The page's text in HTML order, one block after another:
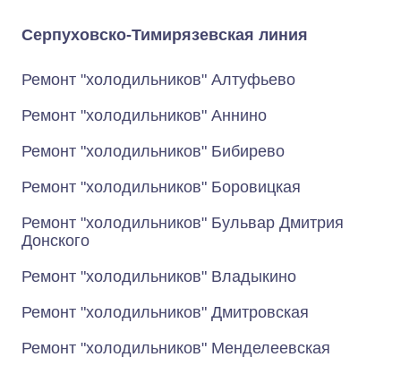
Серпуховско-Тимирязевская линия
Ремонт "холодильников" Алтуфьево
Ремонт "холодильников" Аннино
Ремонт "холодильников" Бибирево
Ремонт "холодильников" Боровицкая
Ремонт "холодильников" Бульвар Дмитрия
Донского
Ремонт "холодильников" Владыкино
Ремонт "холодильников" Дмитровская
Ремонт "холодильников" Менделеевская